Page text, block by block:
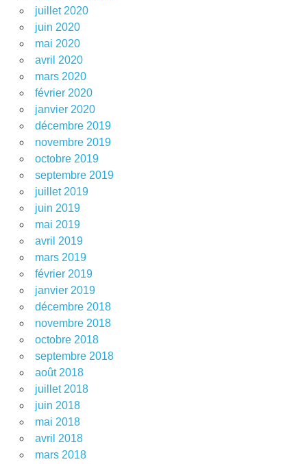
juillet 2020
juin 2020
mai 2020
avril 2020
mars 2020
février 2020
janvier 2020
décembre 2019
novembre 2019
octobre 2019
septembre 2019
juillet 2019
juin 2019
mai 2019
avril 2019
mars 2019
février 2019
janvier 2019
décembre 2018
novembre 2018
octobre 2018
septembre 2018
août 2018
juillet 2018
juin 2018
mai 2018
avril 2018
mars 2018